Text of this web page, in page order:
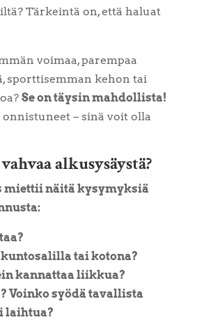
Tärkeintä on, että haluat
voimaa, parempaa
sporttisemman kehon tai
Se on täysin mahdollista!
– sinä voit olla
alkusysäystä?
miettii näitä kysymyksiä
tai kotona?
kannattaa liikkua?
Voinko syödä tavallista
laihtua?